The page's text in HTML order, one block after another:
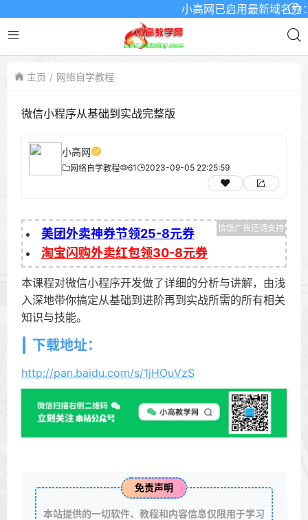
小高网已启用最新域名为
主页 网络自学教程
微信小程序从基础到实战完整版
小高网
网络自学教程 61 2023-09-05 22:25:59
美团外卖神券节领25-8元券
淘宝闪购外卖红包领30-8元券
本课程对微信小程序开发做了详细的分析与讲解，由浅
入深地带你搞定从基础到进阶再到实战所需的所有相关
知识与技能。
下载地址：
http://pan.baidu.com/s/1jHOuVzS
免责声明
本站提供的一切软件、教程和内容信息仅限用于学习